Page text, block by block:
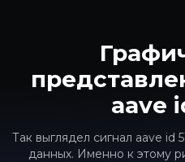
aave
Так выглядел сигнал aave id
данных. Именно к этому